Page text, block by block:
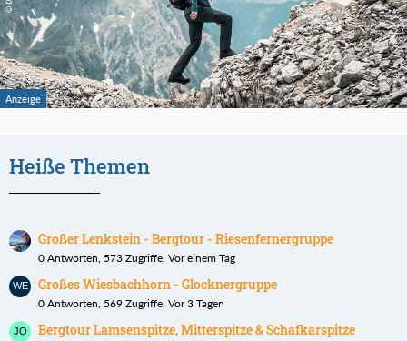
Heiße Themen
Großer Lenkstein - Bergtour - Riesenfernergruppe
0 Antworten, 573 Zugriffe, Vor einem Tag
Großes Wiesbachhorn - Glocknergruppe
0 Antworten, 569 Zugriffe, Vor 3 Tagen
Bergtour Lamsenspitze, Mitterspitze & Schafkarspitze